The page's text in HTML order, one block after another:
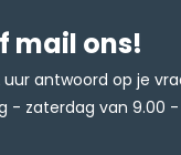
mail ons!
uur antwoord op je
- zaterdag van 9.00 -